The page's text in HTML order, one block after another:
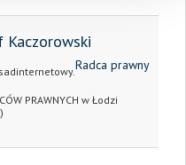
Kaczorowski
Radca prawny
PRAWNYCH w Łodzi